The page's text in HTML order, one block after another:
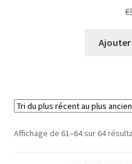
€
Affichage de 61–64 sur 64